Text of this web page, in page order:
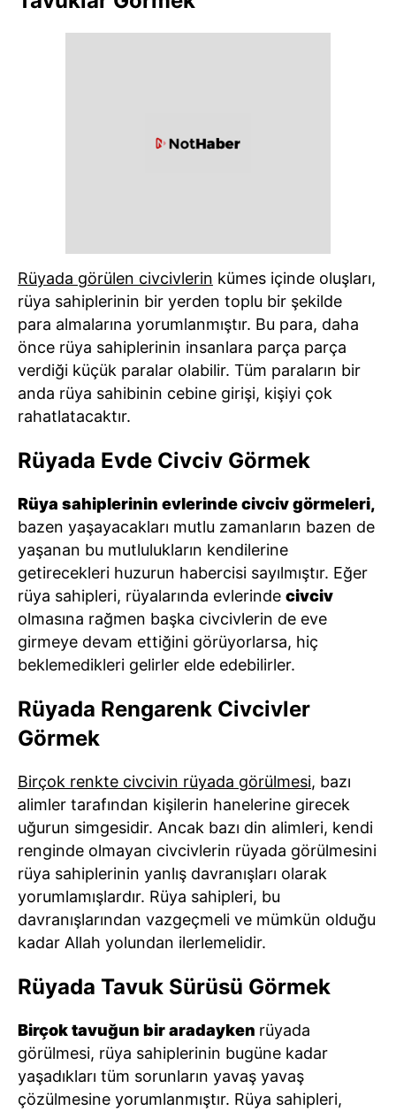
Rüyada görülen civcivlerin kümes içinde oluşları,
rüya sahiplerinin bir yerden toplu bir şekilde
para almalarına yorumlanmıştır. Bu para, daha
önce rüya sahiplerinin insanlara parça parça
verdiği küçük paralar olabilir. Tüm paraların bir
anda rüya sahibinin cebine girişi, kişiyi çok
rahatlatacaktır.
Rüyada Evde Civciv Görmek
Rüya sahiplerinin evlerinde civciv görmeleri,
bazen yaşayacakları mutlu zamanların bazen de
yaşanan bu mutlulukların kendilerine
getirecekleri huzurun habercisi sayılmıştır. Eğer
rüya sahipleri, rüyalarında evlerinde civciv
olmasına rağmen başka civcivlerin de eve
girmeye devam ettiğini görüyorlarsa, hiç
beklemedikleri gelirler elde edebilirler.
Rüyada Rengarenk Civcivler
Görmek
Birçok renkte civcivin rüyada görülmesi, bazı
alimler tarafından kişilerin hanelerine girecek
uğurun simgesidir. Ancak bazı din alimleri, kendi
renginde olmayan civcivlerin rüyada görülmesini
rüya sahiplerinin yanlış davranışları olarak
yorumlamışlardır. Rüya sahipleri, bu
davranışlarından vazgeçmeli ve mümkün olduğu
kadar Allah yolundan ilerlemelidir.
Rüyada Tavuk Sürüsü Görmek
Birçok tavuğun bir aradayken rüyada
görülmesi, rüya sahiplerinin bugüne kadar
yaşadıkları tüm sorunların yavaş yavaş
çözülmesine yorumlanmıştır. Rüya sahipleri,